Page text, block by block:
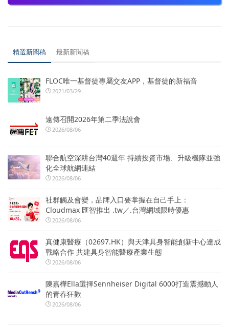
精選新聞稿 最新新聞稿
FLOC唯一基督徒專屬交友APP，基督徒的新福音
2021/03/29
遠傳召開2026年第二季法說會
2026/08/06
聯合航空深耕台灣40週年 持續投資市場、升級機隊並強
化全球航網連結
2026/08/06
社群觸及會變，品牌入口要掌握在自己手上：
Cloudmax 匯智推出 .tw／.台灣網域限時優惠
2026/08/06
真健康醫療（02697.HK）與天津具身智能創新中心達成
戰略合作 共建具身智能醫療產業生態
2026/08/06
陳嘉樺Ella選擇Sennheiser Digital 6000打造震撼動人
的青春狂歡
2026/08/06